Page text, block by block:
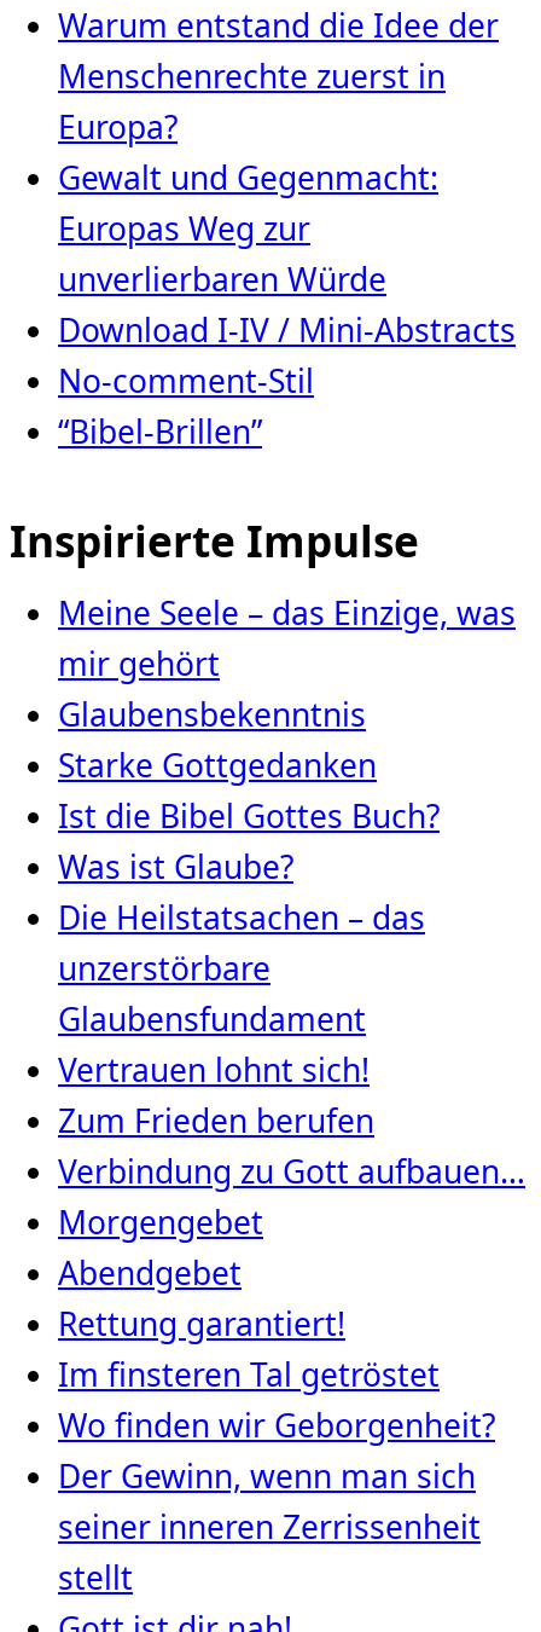
Warum entstand die Idee der
Menschenrechte zuerst in
Europa?
Gewalt und Gegenmacht:
Europas Weg zur
unverlierbaren Würde
Download I-IV / Mini-Abstracts
No-comment-Stil
“Bibel-Brillen”
Inspirierte Impulse
Meine Seele – das Einzige, was
mir gehört
Glaubensbekenntnis
Starke Gottgedanken
Ist die Bibel Gottes Buch?
Was ist Glaube?
Die Heilstatsachen – das
unzerstörbare
Glaubensfundament
Vertrauen lohnt sich!
Zum Frieden berufen
Verbindung zu Gott aufbauen…
Morgengebet
Abendgebet
Rettung garantiert!
Im finsteren Tal getröstet
Wo finden wir Geborgenheit?
Der Gewinn, wenn man sich
seiner inneren Zerrissenheit
stellt